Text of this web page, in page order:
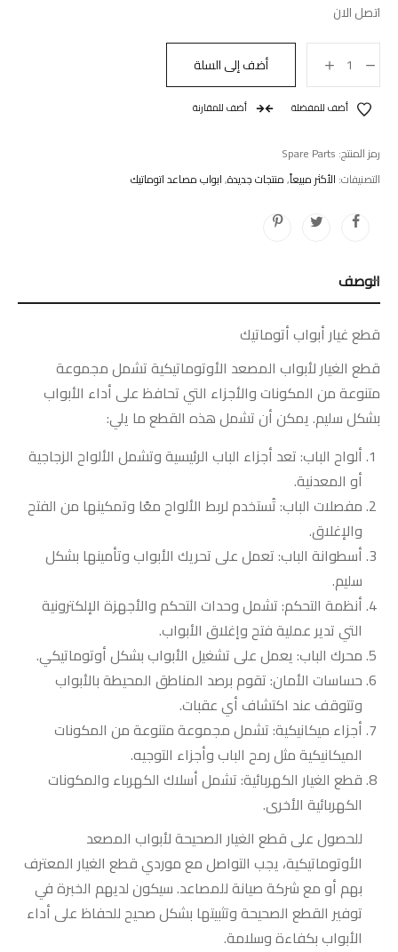
اتصل الان
أضف إلى السلة
أضف للمفضلة أضف للمقارنة
رمز المنتج: Spare Parts
التصنيفات: الأكثر مبيعاً,منتجات جديدة,ابواب مصاعد اتوماتيك
الوصف
قطع غيار أبواب أتوماتيك
قطع الغيار لأبواب المصعد الأوتوماتيكية تشمل مجموعة
متنوعة من المكونات والأجزاء التي تحافظ على أداء الأبواب
بشكل سليم. يمكن أن تشمل هذه القطع ما يلي:
ألواح الباب: تعد أجزاء الباب الرئيسية وتشمل الألواح الزجاجية
أو المعدنية.
مفصلات الباب: تُستخدم لربط الألواح معًا وتمكينها من الفتح
والإغلاق.
أسطوانة الباب: تعمل على تحريك الأبواب وتأمينها بشكل
سليم.
أنظمة التحكم: تشمل وحدات التحكم والأجهزة الإلكترونية
التي تدير عملية فتح وإغلاق الأبواب.
محرك الباب: يعمل على تشغيل الأبواب بشكل أوتوماتيكي.
حساسات الأمان: تقوم برصد المناطق المحيطة بالأبواب
وتتوقف عند اكتشاف أي عقبات.
أجزاء ميكانيكية: تشمل مجموعة متنوعة من المكونات
الميكانيكية مثل رمح الباب وأجزاء التوجيه.
قطع الغيار الكهربائية: تشمل أسلاك الكهرباء والمكونات
الكهربائية الأخرى.
للحصول على قطع الغيار الصحيحة لأبواب المصعد
الأوتوماتيكية، يجب التواصل مع موردي قطع الغيار المعترف
بهم أو مع شركة صيانة للمصاعد. سيكون لديهم الخبرة في
توفير القطع الصحيحة وتثبيتها بشكل صحيح للحفاظ على أداء
الأبواب بكفاءة وسلامة.